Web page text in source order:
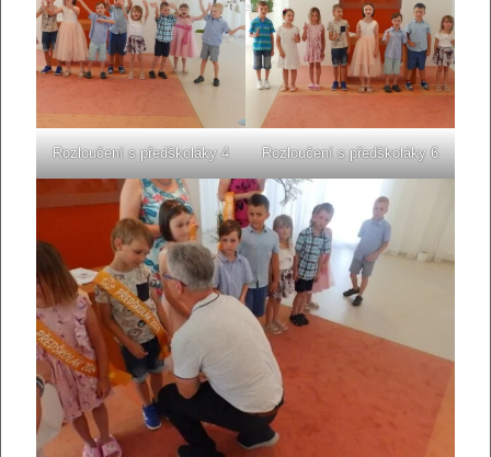
Rozloučení s předškoláky 4 Rozloučení s předškoláky 6